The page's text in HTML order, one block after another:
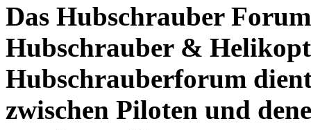
Das Hubschrauber
Hubschrauber &
Hubschrauberforum
zwischen Piloten und